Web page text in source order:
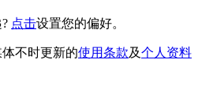
点击设置您的偏好。
不时更新的使用条款及个人资料